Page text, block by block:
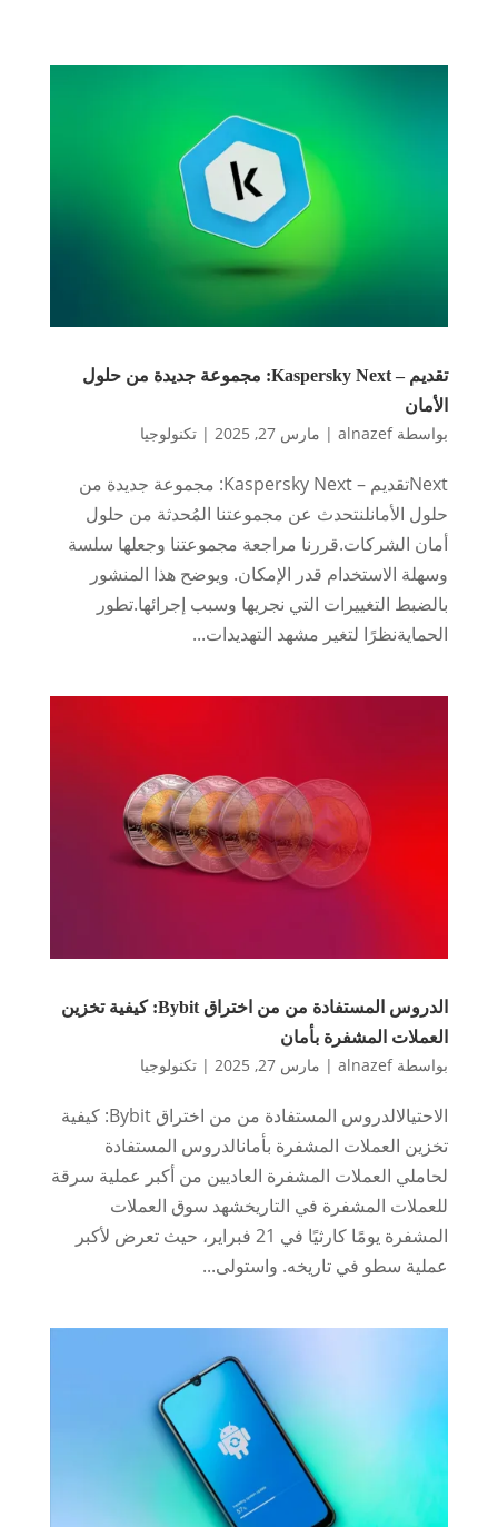
تقديم – Kaspersky Next: مجموعة جديدة من حلول
الأمان
بواسطةalnazef
| مارس 27, 2025 | تكنولوجيا
Nextتقديم – Kaspersky Next: مجموعة جديدة من
حلول الأمانلنتحدث عن مجموعتنا المُحدثة من حلول
أمان الشركات.قررنا مراجعة مجموعتنا وجعلها سلسة
وسهلة الاستخدام قدر الإمكان. ويوضح هذا المنشور
بالضبط التغييرات التي نجريها وسبب إجرائها.تطور
الحمايةنظرًا لتغير مشهد التهديدات...
الدروس المستفادة من من اختراق Bybit: كيفية تخزين
العملات المشفرة بأمان
بواسطةalnazef
| مارس 27, 2025 | تكنولوجيا
الاحتيالالدروس المستفادة من من اختراق Bybit: كيفية
تخزين العملات المشفرة بأمانالدروس المستفادة
لحاملي العملات المشفرة العاديين من أكبر عملية سرقة
للعملات المشفرة في التاريخشهد سوق العملات
المشفرة يومًا كارثيًا في 21 فبراير، حيث تعرض لأكبر
عملية سطو في تاريخه. واستولى...